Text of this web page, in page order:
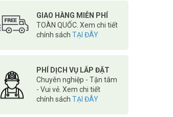
GIAO HÀNG MIỄN PHÍ
TOÀN QUỐC. Xem chi tiết
chính sách TẠI ĐÂY
PHÍ DỊCH VỤ LẮP ĐẶT
Chuyên nghiệp - Tận tâm
- Vui vẻ. Xem chi tiết
chính sách TẠI ĐÂY